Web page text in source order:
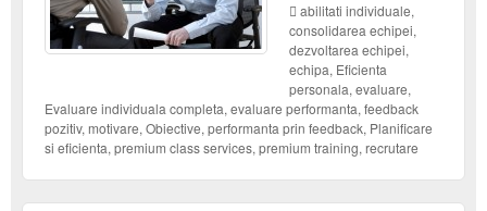
abilitati individuale,
consolidarea echipei,
dezvoltarea echipei,
echipa, Eficienta
personala, evaluare,
Evaluare individuala completa, evaluare performanta, feedback
pozitiv, motivare, Obiective, performanta prin feedback, Planificare
si eficienta, premium class services, premium training, recrutare